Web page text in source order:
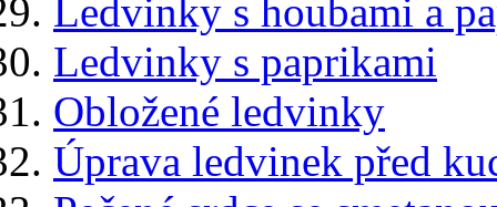
Ledvinky s houbami a
Ledvinky s paprikami
Obložené ledvinky
Úprava ledvinek před